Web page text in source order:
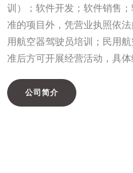
训）；软件开发；软件销售
准的项目外，凭营业执照依
用航空器驾驶员培训；民用
准后方可开展经营活动，具
公司简介